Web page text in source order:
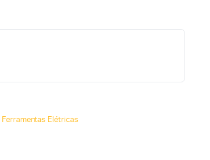
Ferramentas Elétricas